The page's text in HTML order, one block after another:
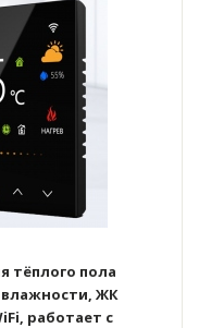
тёплого пола
влажности, ЖК
работает с